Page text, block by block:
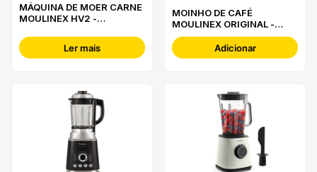
MÁQUINA DE MOER CARNE
MOULINEX HV2 -
Ler mais
MOINHO DE CAFÉ
MOULINEX ORIGINAL -
AR110830
Adicionar